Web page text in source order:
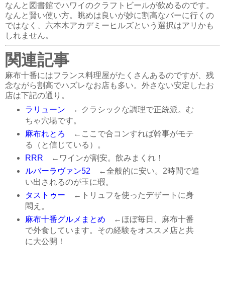
なんと図書館でハワイのクラフトビールが飲めるのです。
なんと賢い使い方。眺めは良いが妙に割高なバーに行くの
ではなく、六本木アカデミーヒルズという選択はアリかも
しれません。
関連記事
麻布十番にはフランス料理屋がたくさんあるのですが、残
念ながら割高でハズレなお店も多い。外さない安定したお
店は下記の通り。
ラリューン ←クラシックな調理で正統派。む
ちゃ穴場です。
麻布れとろ ←ここで合コンすれば幹事がモテ
る（と信じている）。
RRR ←ワインが割安。飲みまくれ！
ルバーラヴァン52 ←全般的に安い。2時間で追
い出されるのが玉に瑕。
タストゥー ←トリュフを使ったデザートに身
悶え。
麻布十番グルメまとめ ←ほぼ毎日、麻布十番
で外食しています。その経験をオススメ店と共
に大公開！